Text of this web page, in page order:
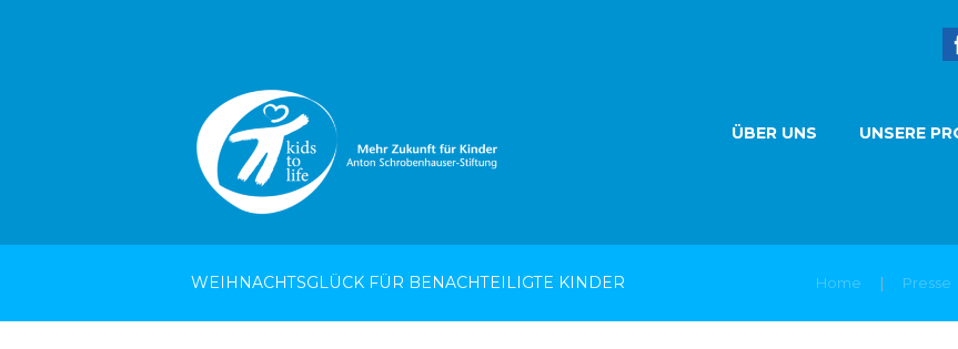
ÜBER UNS UNSERE
WEIHNACHTSGLÜCK FÜR BENACHTEILIGTE KINDER Home Presse